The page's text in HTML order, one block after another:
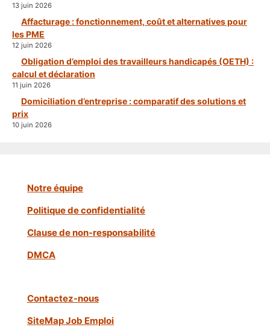
13 juin 2026
Affacturage : fonctionnement, coût et alternatives pour
les PME
12 juin 2026
Obligation d’emploi des travailleurs handicapés (OETH) :
calcul et déclaration
11 juin 2026
Domiciliation d’entreprise : comparatif des solutions et
prix
10 juin 2026
Notre équipe
Politique de confidentialité
Clause de non-responsabilité
DMCA
Contactez-nous
SiteMap Job Emploi